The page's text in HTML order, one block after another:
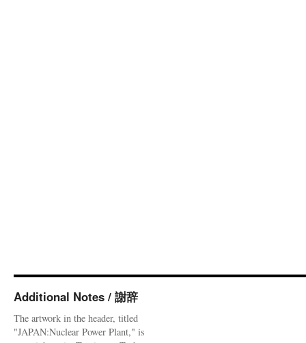
Additional Notes / 謝辞
The artwork in the header, titled
"JAPAN:Nuclear Power Plant," is